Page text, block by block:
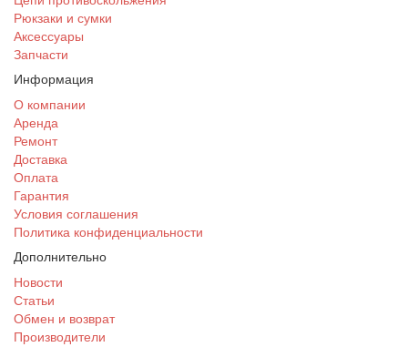
Рюкзаки и сумки
Аксессуары
Запчасти
Информация
О компании
Аренда
Ремонт
Доставка
Оплата
Гарантия
Условия соглашения
Политика конфиденциальности
Дополнительно
Новости
Статьи
Обмен и возврат
Производители